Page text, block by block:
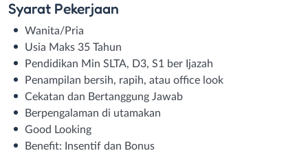
Syarat Pekerjaan
Wanita/Pria
Usia Maks 35 Tahun
Pendidikan Min SLTA, D3, S1 ber Ijazah
Penampilan bersih, rapih, atau office look
Cekatan dan Bertanggung Jawab
Berpengalaman di utamakan
Good Looking
Benefit: Insentif dan Bonus